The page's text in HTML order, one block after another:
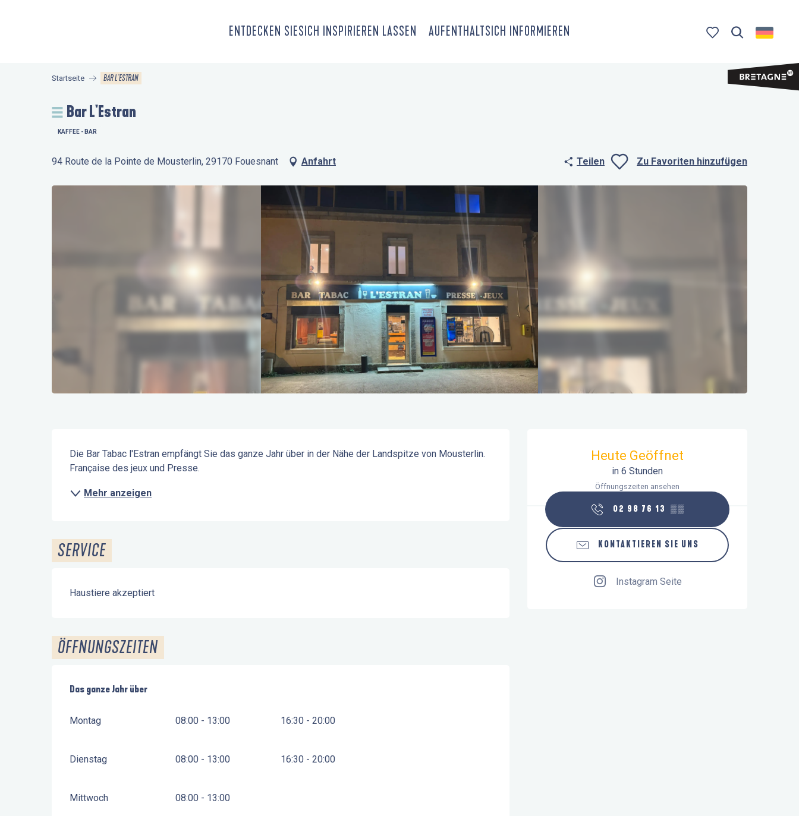
ENTDECKEN SIESICH INSPIRIEREN LASSEN AUFENTHALTSICH INFORMIEREN
Startseite BAR L'ESTRAN
Bar L'Estran
KAFFEE - BAR
94 Route de la Pointe de Mousterlin, 29170 Fouesnant Anfahrt Teilen
Ajouter aux
Zu Favoriten hinzufügen
Öffnungszeiten & Kontaktdaten
Heute Geöffnet
in 6 Stunden
Öffnungszeiten ansehen
02 98 76 13 ▒▒
KONTAKTIEREN SIE UNS
Instagram Seite
Beschreibung
Die Bar Tabac l'Estran empfängt Sie das ganze Jahr über in der Nähe der Landspitze von Mousterlin.
Française des jeux und Presse.
Mehr anzeigen
SERVICE
Haustiere akzeptiert
ÖFFNUNGSZEITEN
Das ganze Jahr über
Das ganze Jahr über
Montag 08:00 - 13:00 16:30 - 20:00
Dienstag 08:00 - 13:00 16:30 - 20:00
Mittwoch 08:00 - 13:00